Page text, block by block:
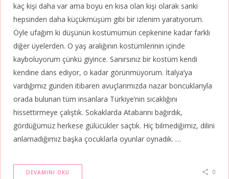
kaç kişi daha var ama boyu en kısa olan kişi olarak sanki
hepsinden daha küçükmüşüm gibi bir izlenim yaratıyorum.
Öyle ufağım ki düşünün kostümümün cepkenine kadar farklı
diğer üyelerden. O yaş aralığının kostümlerinin içinde
kayboluyorum çünkü giyince. Sanırsınız bir kostüm kendi
kendine dans ediyor, o kadar görünmüyorum. İtalya’ya
vardığımız günden itibaren avuçlarımızda nazar boncuklarıyla
orada bulunan tüm insanlara Türkiye’nin sıcaklığını
hissettirmeye çalıştık. Sokaklarda Atabarını bağırdık,
gördüğümüz herkese gülücükler saçtık. Hiç bilmediğimiz, dilini
anlamadığımız başka çocuklarla oyunlar oynadık. …
DEVAMINI OKU 0